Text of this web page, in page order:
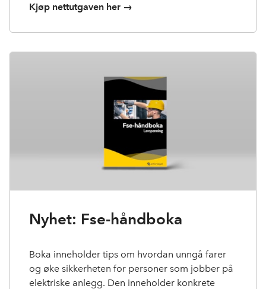
Kjøp nettutgaven her →
Nyhet: Fse-håndboka
Boka inneholder tips om hvordan unngå farer
og øke sikkerheten for personer som jobber på
elektriske anlegg. Den inneholder konkrete